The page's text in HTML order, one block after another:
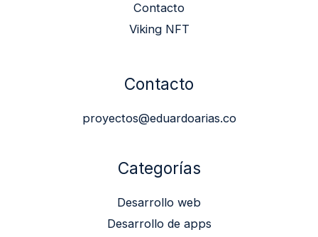
Contacto
Viking NFT
Contacto
proyectos@eduardoarias.co
Categorías
Desarrollo web
Desarrollo de apps